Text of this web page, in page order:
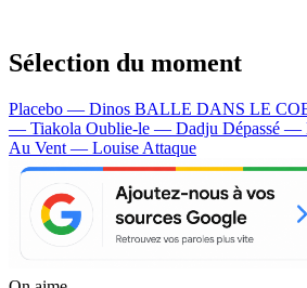
Sélection du moment
Placebo — Dinos BALLE DANS LE
— Tiakola Oublie-le — Dadju Dépassé —
Au Vent — Louise Attaque